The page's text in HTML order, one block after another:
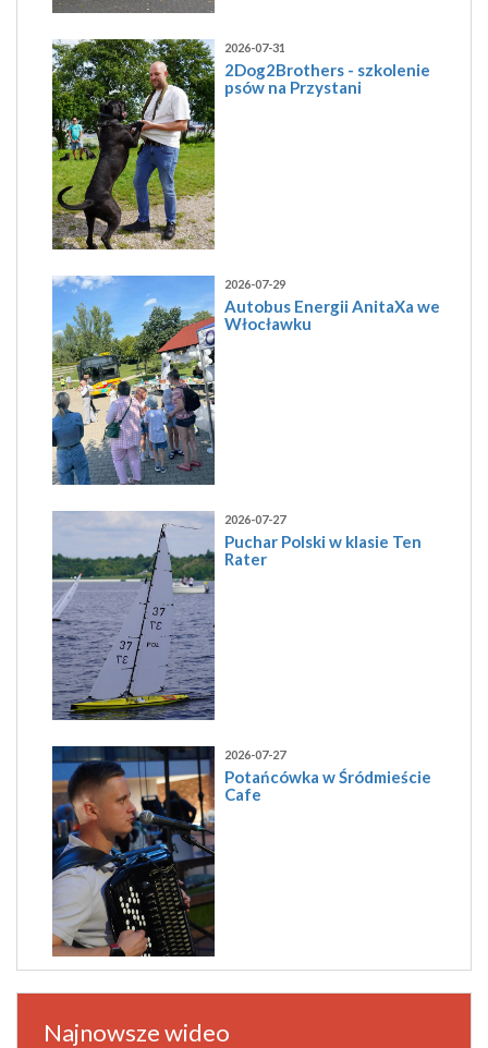
2026-07-31
2Dog2Brothers - szkolenie
psów na Przystani
2026-07-29
Autobus Energii AnitaXa we
Włocławku
2026-07-27
Puchar Polski w klasie Ten
Rater
2026-07-27
Potańcówka w Śródmieście
Cafe
Najnowsze wideo